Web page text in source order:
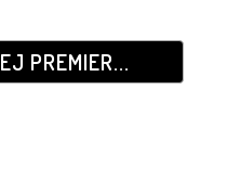
PREMIER...